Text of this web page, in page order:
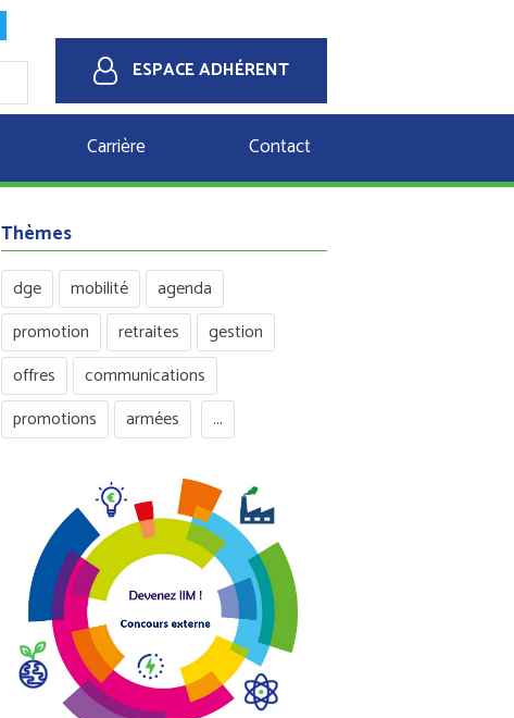
ESPACE ADHÉRENT
Carrière Contact
Thèmes
dge mobilité
agenda
promotion
retraites
gestion
offres
communications
promotions
armées ...